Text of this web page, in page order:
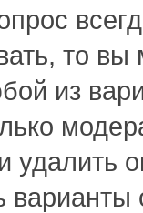
то
из
удалить